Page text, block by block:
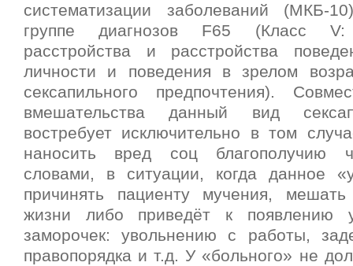
систематизации заболеваний (МКБ-
группе диагнозов F65 (Класс V:
расстройства и расстройства
личности и поведения в зрелом
сексапильного предпочтения).
вмешательства данный вид
востребует исключительно в том
наносить вред соц благополучию
словами, в ситуации, когда данное
причинять пациенту мучения,
жизни либо приведёт к появлению
заморочек: увольнению с работы,
правопорядка и т.д. У «больного» не